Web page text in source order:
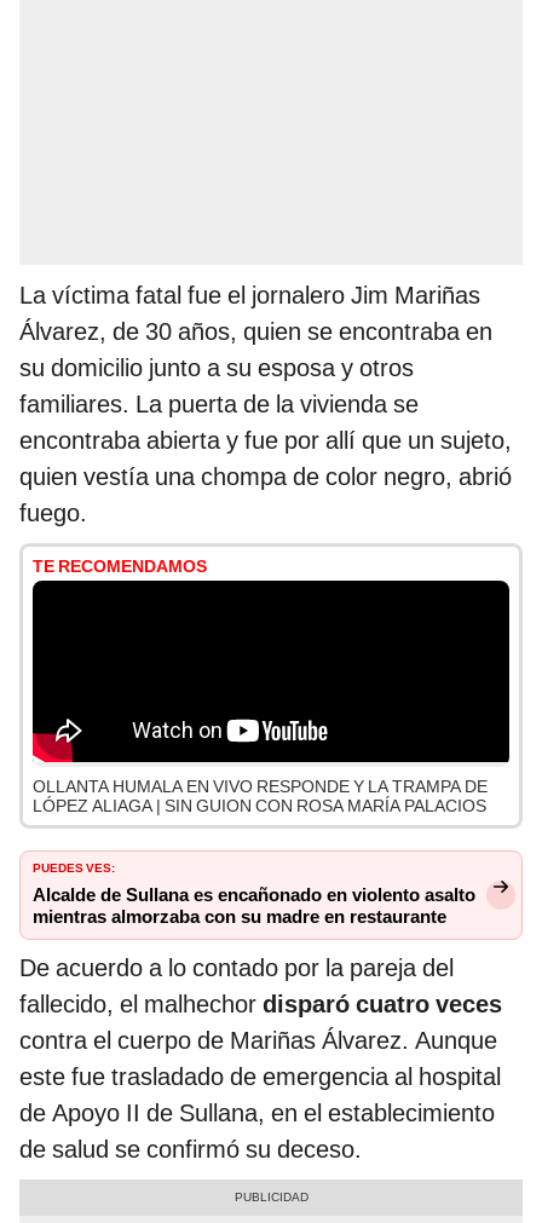
La víctima fatal fue el jornalero Jim Mariñas
Álvarez, de 30 años, quien se encontraba en
su domicilio junto a su esposa y otros
familiares. La puerta de la vivienda se
encontraba abierta y fue por allí que un sujeto,
quien vestía una chompa de color negro, abrió
fuego.
TE RECOMENDAMOS
OLLANTA HUMALA EN VIVO RESPONDE Y LA TRAMPA DE
LÓPEZ ALIAGA | SIN GUION CON ROSA MARÍA PALACIOS
Puedes ves:
Alcalde de Sullana es encañonado en violento asalto
mientras almorzaba con su madre en restaurante
De acuerdo a lo contado por la pareja del
fallecido, el malhechor disparó cuatro veces
contra el cuerpo de Mariñas Álvarez. Aunque
este fue trasladado de emergencia al hospital
de Apoyo II de Sullana, en el establecimiento
de salud se confirmó su deceso.